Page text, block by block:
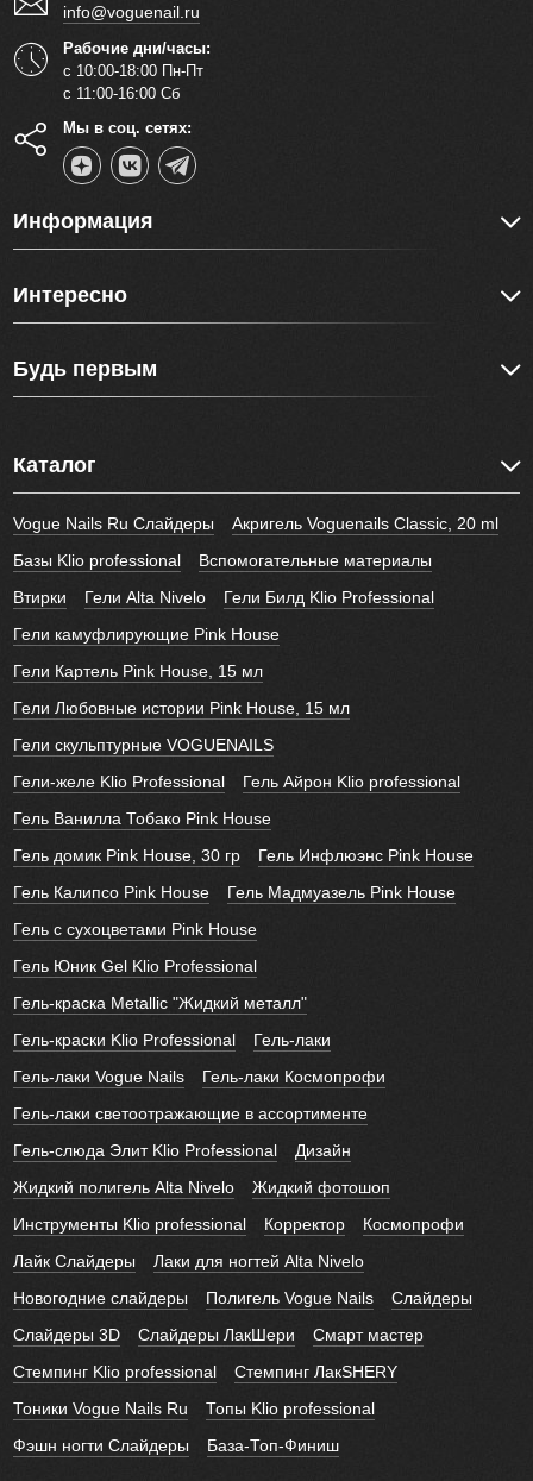
info@voguenail.ru
Рабочие дни/часы:
с 10:00-18:00 Пн-Пт
с 11:00-16:00 Сб
Мы в соц. сетях:
Информация
Интересно
Будь первым
Каталог
Vogue Nails Ru Слайдеры
Акригель Voguenails Classic, 20 ml
Базы Klio professional
Вспомогательные материалы
Втирки
Гели Alta Nivelo
Гели Билд Klio Professional
Гели камуфлирующие Pink House
Гели Картель Pink House, 15 мл
Гели Любовные истории Pink House, 15 мл
Гели скульптурные VOGUENAILS
Гели-желе Klio Professional
Гель Айрон Klio professional
Гель Ванилла Тобако Pink House
Гель домик Pink House, 30 гр
Гель Инфлюэнс Pink House
Гель Калипсо Pink House
Гель Мадмуазель Pink House
Гель с сухоцветами Pink House
Гель Юник Gel Klio Professional
Гель-краска Metallic "Жидкий металл"
Гель-краски Klio Professional
Гель-лаки
Гель-лаки Vogue Nails
Гель-лаки Космопрофи
Гель-лаки светоотражающие в ассортименте
Гель-слюда Элит Klio Professional
Дизайн
Жидкий полигель Alta Nivelo
Жидкий фотошоп
Инструменты Klio professional
Корректор
Космопрофи
Лайк Слайдеры
Лаки для ногтей Alta Nivelo
Новогодние слайдеры
Полигель Vogue Nails
Слайдеры
Слайдеры 3D
Слайдеры ЛакШери
Смарт мастер
Стемпинг Klio professional
Стемпинг ЛакSHERY
Тоники Vogue Nails Ru
Топы Klio professional
Фэшн ногти Слайдеры
База-Топ-Финиш